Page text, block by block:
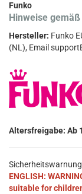
Funko
Hinweise
Hersteller: Funko
(NL), Email
Altersfreigabe: Ab
Sicherheitswarnung
ENGLISH:
suitable for